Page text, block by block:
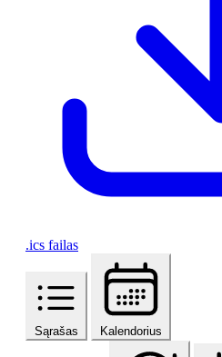
.ics failas
Sąrašas Kalendorius